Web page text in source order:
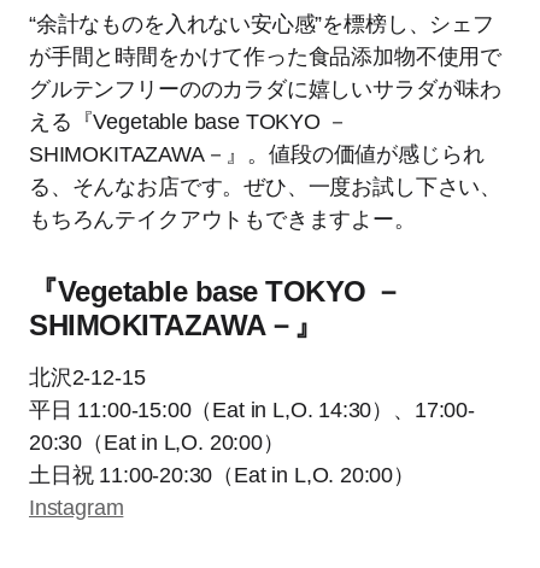
“余計なものを入れない安心感”を標榜し、シェフ
が手間と時間をかけて作った食品添加物不使用で
グルテンフリーののカラダに嬉しいサラダが味わ
える『Vegetable base TOKYO －
SHIMOKITAZAWA－』。値段の価値が感じられ
る、そんなお店です。ぜひ、一度お試し下さい、
もちろんテイクアウトもできますよー。
『Vegetable base TOKYO －
SHIMOKITAZAWA－』
北沢2-12-15
平日 11:00-15:00（Eat in L,O. 14:30）、17:00-
20:30（Eat in L,O. 20:00）
土日祝 11:00-20:30（Eat in L,O. 20:00）
Instagram